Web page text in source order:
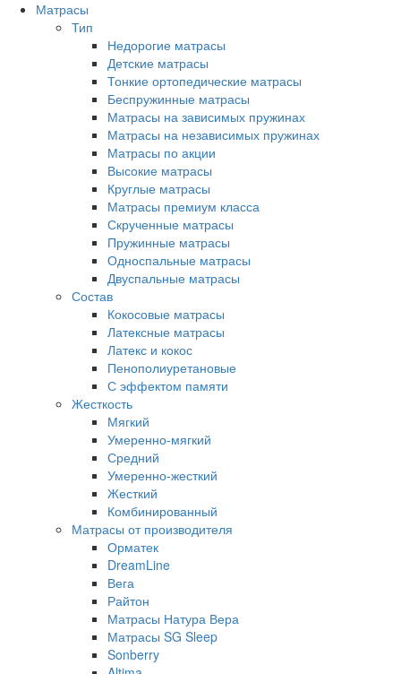
Матрасы
Тип
Недорогие матрасы
Детские матрасы
Тонкие ортопедические матрасы
Беспружинные матрасы
Матрасы на зависимых пружинах
Матрасы на независимых пружинах
Матрасы по акции
Высокие матрасы
Круглые матрасы
Матрасы премиум класса
Скрученные матрасы
Пружинные матрасы
Односпальные матрасы
Двуспальные матрасы
Состав
Кокосовые матрасы
Латексные матрасы
Латекс и кокос
Пенополиуретановые
С эффектом памяти
Жесткость
Мягкий
Умеренно-мягкий
Средний
Умеренно-жесткий
Жесткий
Комбинированный
Матрасы от производителя
Орматек
DreamLine
Вега
Райтон
Матрасы Натура Вера
Матрасы SG Sleep
Sonberry